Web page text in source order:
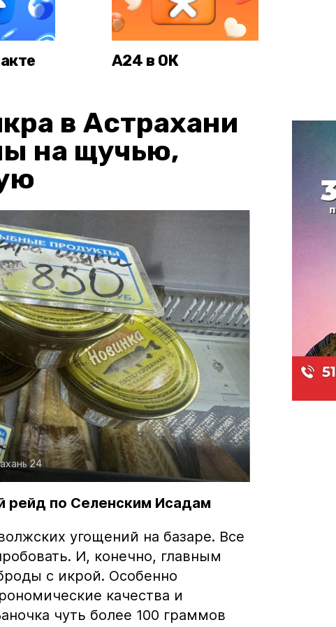
А24 в ОК
в Астрахани
на щучью,
24
рейд по Селенским Исадам
угощений на базаре. Все
И, конечно, главным
с икрой. Особенно
качества и
чуть более 100 граммов